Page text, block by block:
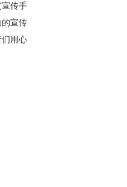
传手
宣传
用心